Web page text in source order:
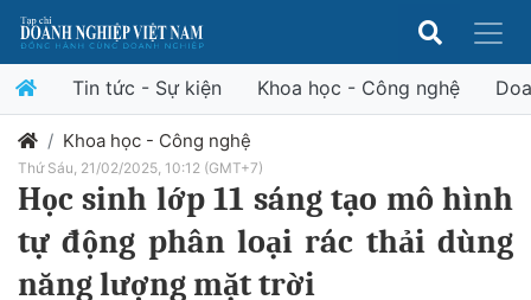
Tin tức - Sự kiện Khoa học - Công nghệ
Khoa học - Công nghệ
Thứ Sáu, 21/02/2025, 10:12 (GMT+7)
Học sinh lớp 11 sáng tạo mô hình
tự động phân loại rác thải dùng
năng lượng mặt trời